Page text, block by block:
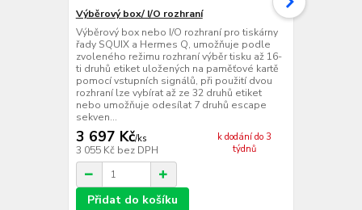
Výběrový box/ I/O rozhraní
Výběrový box nebo I/O rozhraní pro tiskárny
řady SQUIX a Hermes Q, umožňuje podle
zvoleného režimu rozhraní výběr tisku až 16-
ti druhů etiket uložených na paměťové kartě
pomocí vstupních signálů, při použití dvou
rozhraní lze vybírat až ze 32 druhů etiket
nebo umožňuje odesílat 7 druhů escape
sekven...
3 697 Kč/ks
3 055 Kč bez DPH
k dodání do 3
týdnů
Přidat do košíku
USB